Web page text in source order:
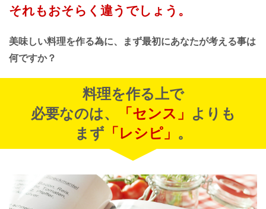
それもおそらく違うでしょう。
美味しい料理を作る為に、
まず最初にあなたが考える事は
何ですか？
料理を作る上で
必要なのは、
「センス」 よりも
まず「レシピ」 。